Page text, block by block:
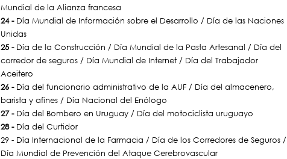
Mundial de la Alianza francesa
24 -Día Mundial de Información sobre el Desarrollo / Día de las Naciones
Unidas
25 -Día de la Construcción / Día Mundial de la Pasta Artesanal / Día del
corredor de seguros / Día Mundial de Internet / Día del Trabajador
Aceitero
26 -Día del funcionario administrativo de la AUF / Día del almacenero,
barista y afines / Día Nacional del Enólogo
27 -Día del Bombero en Uruguay / Día del motociclista uruguayo
28 -Día del Curtidor
29 - Día Internacional de la Farmacia / Día de los Corredores de Seguros /
Día Mundial de Prevención del Ataque Cerebrovascular